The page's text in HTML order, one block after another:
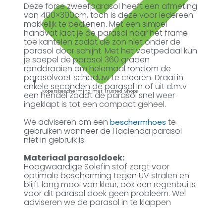
Kopersbescherming met Trusted Shops
Deze forse zweefparasol heeft een afmeting
van 400×300cm, toch is deze voor iedereen
makkelijk te bedienen. Met een simpel
handvat laat je de parasol naar het frame
toe kantelen zodat de zon niet onder de
parasol door schijnt. Met het voetpedaal kun
je soepel de parasol 360 graden
ronddraaien om helemaal rondom de
parasolvoet schaduw te creëren. Draai in
enkele seconden de parasol in of uit d.m.v
een hendel zodat de parasol snel weer
ingeklapt is tot een compact geheel.
We adviseren om eenbeschermhoes te
gebruiken wanneer de Hacienda parasol
niet in gebruik is.
Materiaal parasoldoek:
Hoogwaardige Solefin stof zorgt voor
optimale bescherming tegen UV stralen en
blijft lang mooi van kleur, ook een regenbui is
voor dit parasol doek geen probleem. Wel
adviseren we de parasol in te klappen